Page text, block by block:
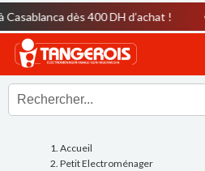
dès 400 DH d’achat !
Accueil
Petit Electroménager